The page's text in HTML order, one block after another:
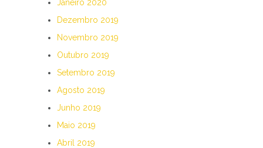
Janeiro 2020
Dezembro 2019
Novembro 2019
Outubro 2019
Setembro 2019
Agosto 2019
Junho 2019
Maio 2019
Abril 2019